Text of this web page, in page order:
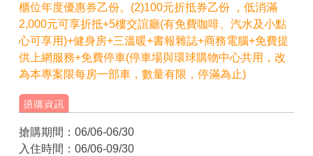
櫃位年度優惠券乙份。(2)100元折抵券乙份 ，低消滿
2,000元可享折抵+5樓交誼廳(有免費咖啡、汽水及小點
心可享用)+健身房+三溫暖+書報雜誌+商務電腦+免費提
供上網服務+免費停車(停車場與環球購物中心共用，改
為本專案限每房一部車，數量有限，停滿為止)
搶購期間：06/06-06/30
入住時間：06/06-09/30